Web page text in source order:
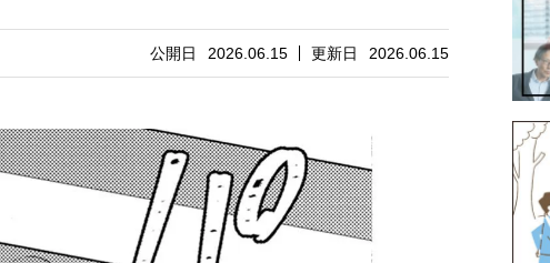
公開日 2026.06.15 更新日 2026.06.15